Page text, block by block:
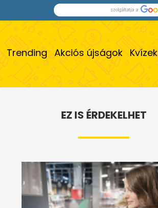
Trending Akciós újságok Kvízek
EZ IS ÉRDEKELHET